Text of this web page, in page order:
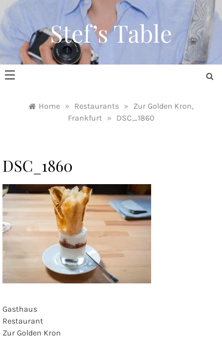
Skip
content
Stef’s Table
Home » Restaurants »
Zur Golden Kron,
Frankfurt
» DSC_1860
DSC_1860
Gasthaus
Restaurant
Zur Golden Kron